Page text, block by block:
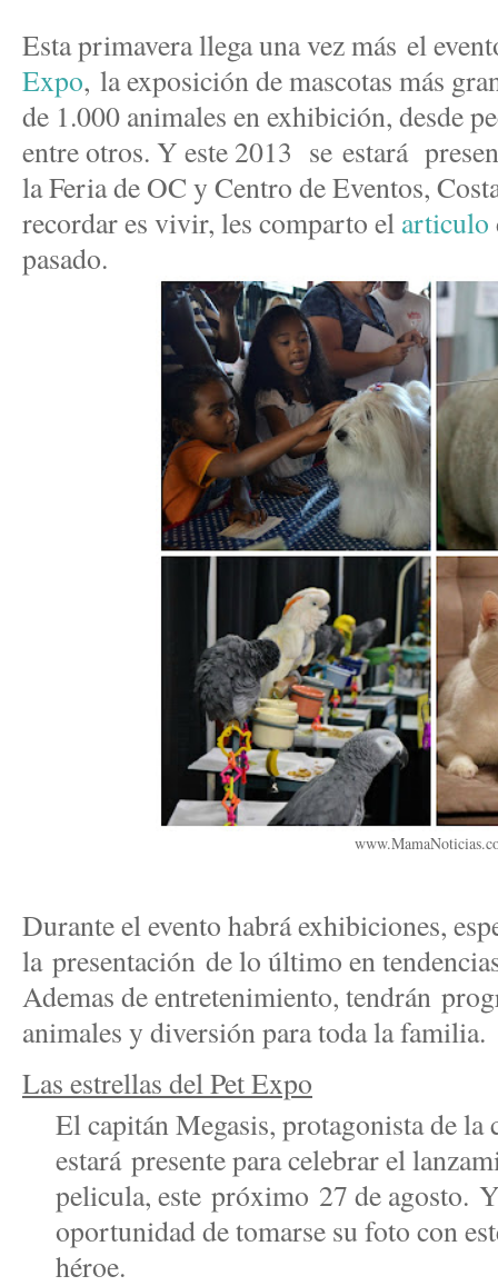
Esta primavera llega una vez más el
Expo, la exposición de mascotas más
de 1.000 animales en exhibición, desde
entre otros. Y este 2013 se estará
la Feria de OC y Centro de Eventos,
recordar es vivir, les comparto el articulo
pasado.
Durante el evento habrá exhibiciones,
la presentación de lo último en
Ademas de entretenimiento, tendrán
animales y diversión para toda la familia.
Las estrellas del Pet Expo
El capitán Megasis, protagonista de la
estará presente para celebrar el
pelicula, este próximo 27 de agosto.
oportunidad de tomarse su foto con
héroe.